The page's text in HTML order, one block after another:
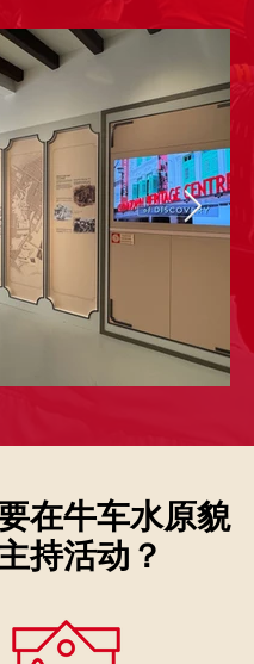
Heritage
Centre
在牛车水原貌
持活动？